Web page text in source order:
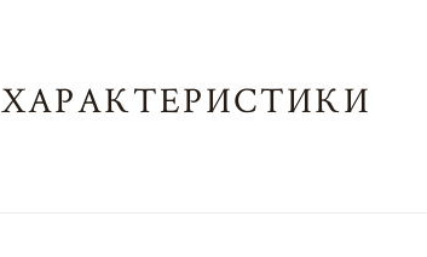
ХАРАКТЕРИСТИКИ